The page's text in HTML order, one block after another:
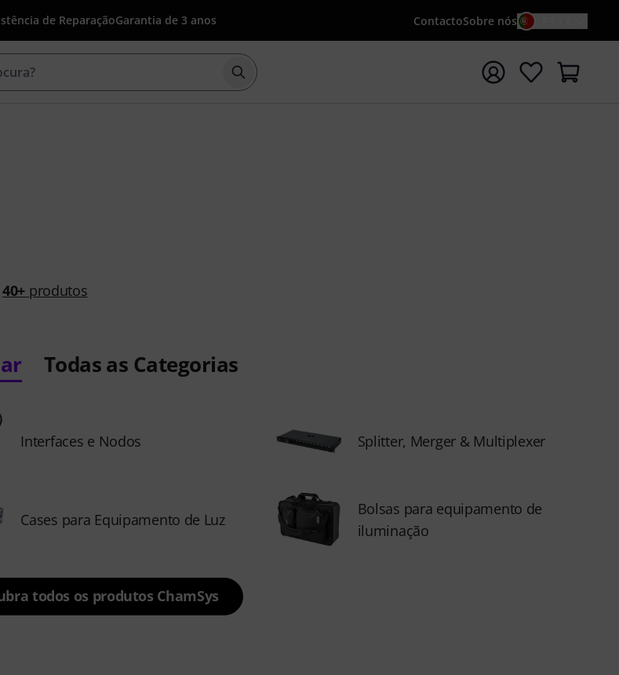
de ReparaçãoGarantia de 3 anos ContactoSobre nós
Iniciar pesquisa com o termo de pesquisa {searchTerm}
40+ produtos
Todas as Categorias
Interfaces e Nodos Splitter, Merger & Multiplexer
Cases para Equipamento de Luz
Bolsas para equipamento de
iluminação
todos os produtos ChamSys